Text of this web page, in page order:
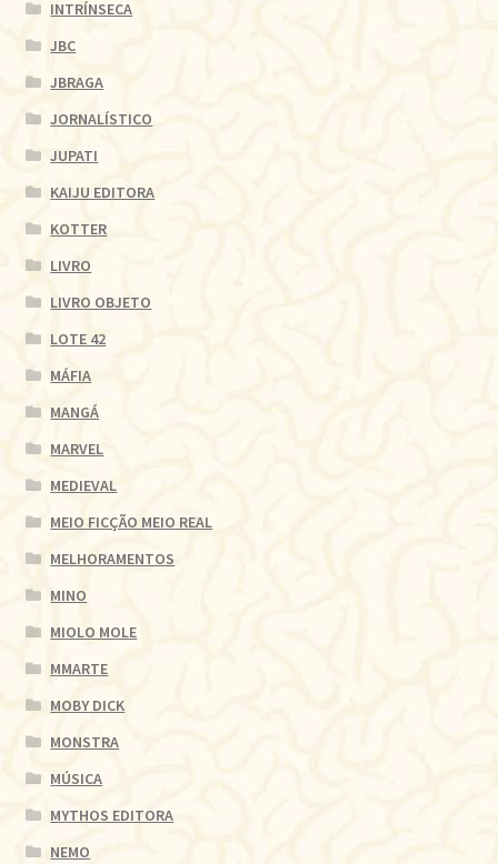
INTRÍNSECA
JBC
JBRAGA
JORNALÍSTICO
JUPATI
KAIJU EDITORA
KOTTER
LIVRO
LIVRO OBJETO
LOTE 42
MÁFIA
MANGÁ
MARVEL
MEDIEVAL
MEIO FICÇÃO MEIO REAL
MELHORAMENTOS
MINO
MIOLO MOLE
MMARTE
MOBY DICK
MONSTRA
MÚSICA
MYTHOS EDITORA
NEMO